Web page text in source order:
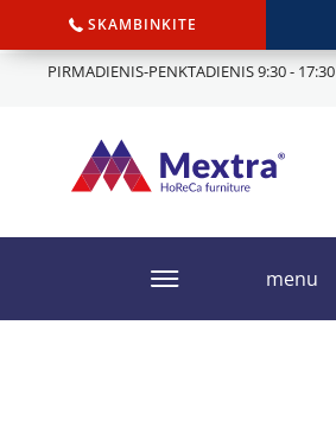
SKAMBINKITE
PIRMADIENIS-PENKTADIENIS 9:30 - 17:30
menu